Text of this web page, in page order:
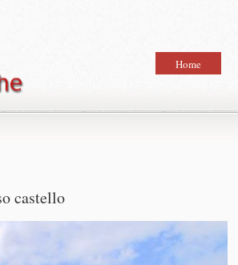
Home
castello